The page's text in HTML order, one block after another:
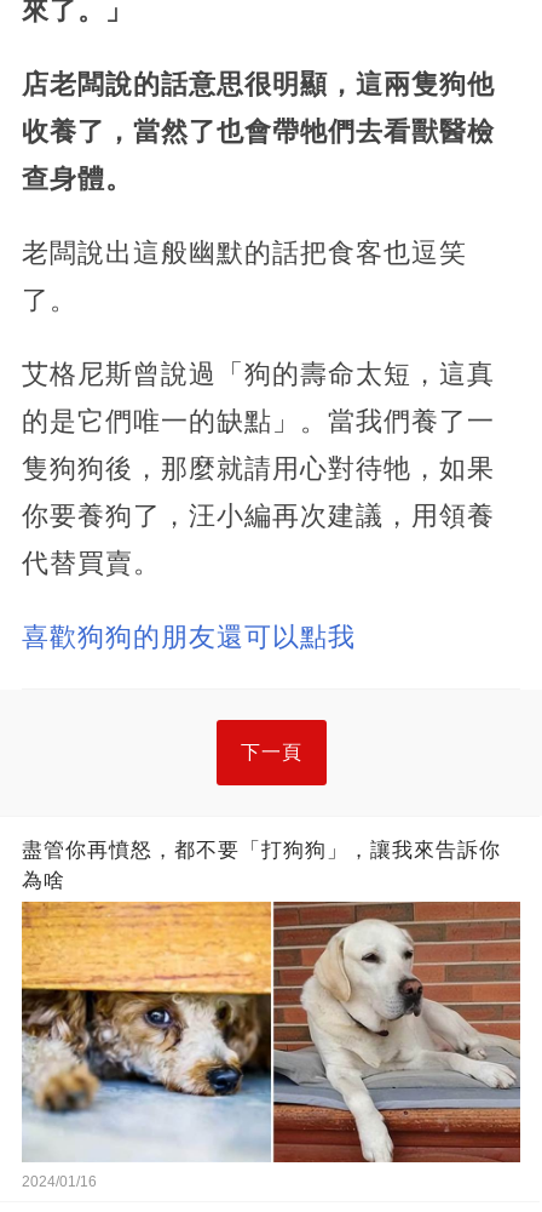
來了。」
店老闆說的話意思很明顯，這兩隻狗他
收養了，當然了也會帶牠們去看獸醫檢
查身體。
老闆說出這般幽默的話把食客也逗笑
了。
艾格尼斯曾說過「狗的壽命太短，這真
的是它們唯一的缺點」。當我們養了一
隻狗狗後，那麼就請用心對待牠，如果
你要養狗了，汪小編再次建議，用領養
代替買賣。
喜歡狗狗的朋友還可以點我
下一頁
盡管你再憤怒，都不要「打狗狗」，讓我來告訴你
為啥
2024/01/16